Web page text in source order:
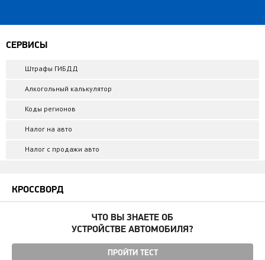
СЕРВИСЫ
Штрафы ГИБДД
Алкогольный калькулятор
Коды регионов
Налог на авто
Налог с продажи авто
КРОССВОРД
ЧТО ВЫ ЗНАЕТЕ ОБ
УСТРОЙСТВЕ АВТОМОБИЛЯ?
ПРОЙТИ ТЕСТ